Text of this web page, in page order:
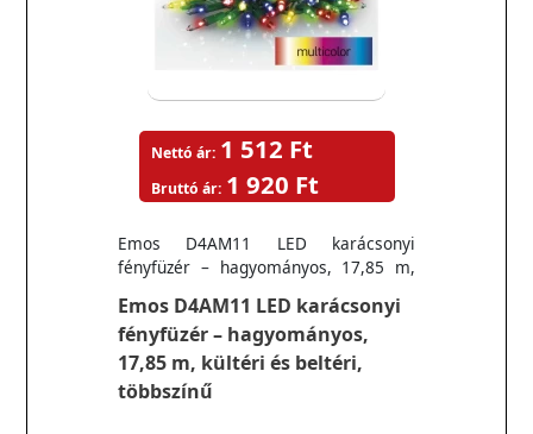
Emos D4AM11 LED karácsonyi
fényfüzér – hagyományos,
17,85 m, kültéri és beltéri,
többszínű
Emos D4AM11 LED karácsonyi
fényfüzér – hagyományos, 17,85 m,
Nettó ár: 1 512 Ft
Bruttó ár: 1 920 Ft